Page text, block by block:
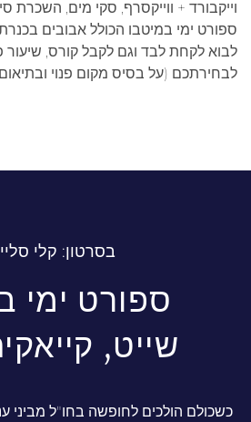
וייקבורד + ווייקסרף, סקי מים, השכרת
ספורט ימי במיטבו הכולל אבובים
לבוא לקחת לבד וגם לקבל קורס, שיעור
לבחירתכם (על בסיס מקום פנוי
בסרטון: קלי
ספורט ימי
שייט,
כשכולם הולכים לחופשה בחו"ל מביני